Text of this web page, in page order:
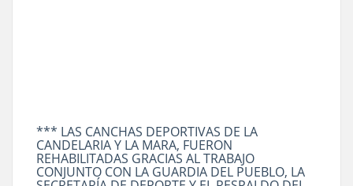
*** LAS CANCHAS DEPORTIVAS DE LA
CANDELARIA Y LA MARA, FUERON
REHABILITADAS GRACIAS AL TRABAJO
CONJUNTO CON LA GUARDIA DEL PUEBLO, LA